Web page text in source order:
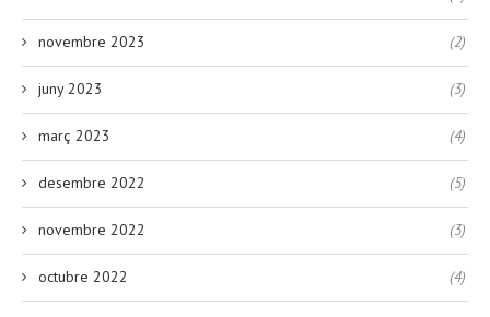
novembre 2023 (2)
juny 2023 (3)
març 2023 (4)
desembre 2022 (5)
novembre 2022 (3)
octubre 2022 (4)